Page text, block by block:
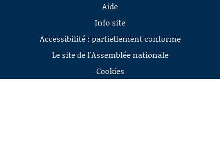
Aide
Info site
Accessibilité : partiellement conforme
Le site de l'Assemblée nationale
Cookies